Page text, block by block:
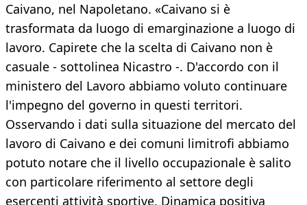
Caivano, nel Napoletano. «Caivano si è
trasformata da luogo di emarginazione a luogo di
lavoro. Capirete che la scelta di Caivano non è
casuale - sottolinea Nicastro -. D'accordo con il
ministero del Lavoro abbiamo voluto continuare
l'impegno del governo in questi territori.
Osservando i dati sulla situazione del mercato del
lavoro di Caivano e dei comuni limitrofi abbiamo
potuto notare che il livello occupazionale è salito
con particolare riferimento al settore degli
esercenti attività sportive. Dinamica positiva